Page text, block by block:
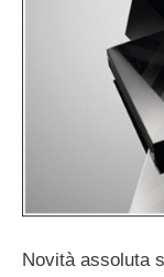
Novità assoluta